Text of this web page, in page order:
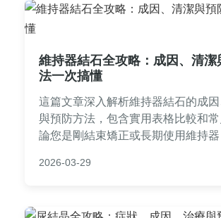
維持器結石全攻略：成因、清潔
法一次搞懂
這篇文章深入解析維持器結石的成
與預防方法，包含實用表格比較和
論您是剛結束矯正或長期使用維持
腔健康。
2026-03-29